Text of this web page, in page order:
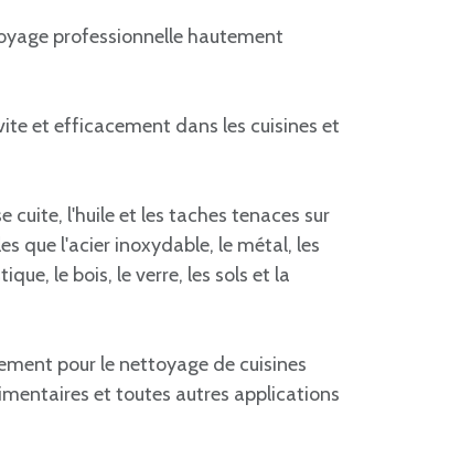
professionnelle hautement
et efficacement dans les cuisines et
cuite, l'huile et les taches tenaces sur
que l'acier inoxydable, le métal, les
le bois, le verre, les sols et la
pour le nettoyage de cuisines
et toutes autres applications